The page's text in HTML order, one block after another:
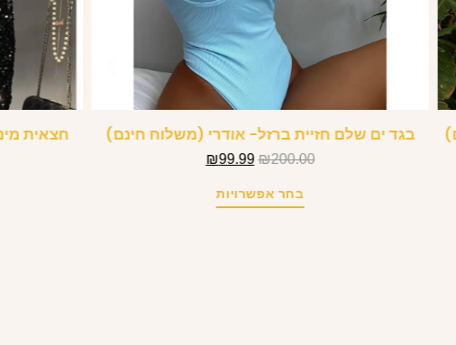
בגד ים שלם חזיית ברזל- אודרי (משלוח חינם)
₪200.00
₪99.99
בחר אפשרויות
חצאית